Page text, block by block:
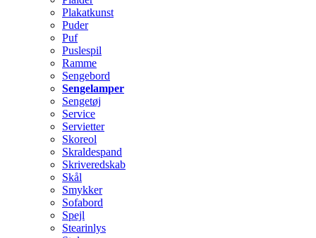
Plakatkunst
Puder
Puf
Puslespil
Ramme
Sengebord
Sengelamper
Sengetøj
Service
Servietter
Skoreol
Skraldespand
Skriveredskab
Skål
Smykker
Sofabord
Spejl
Stearinlys